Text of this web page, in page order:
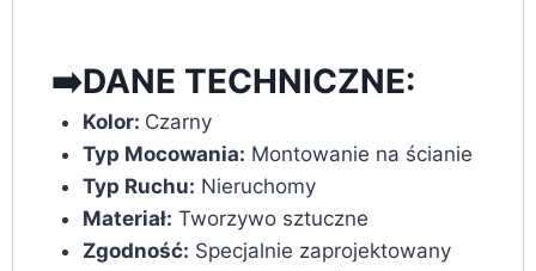
➡️DANE TECHNICZNE:
Kolor: Czarny
Typ Mocowania: Montowanie na ścianie
Typ Ruchu: Nieruchomy
Materiał: Tworzywo sztuczne
Zgodność: Specjalnie zaprojektowany